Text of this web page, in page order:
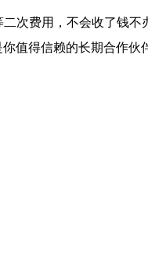
次费用，不会收了钱不
你值得信赖的长期合作伙